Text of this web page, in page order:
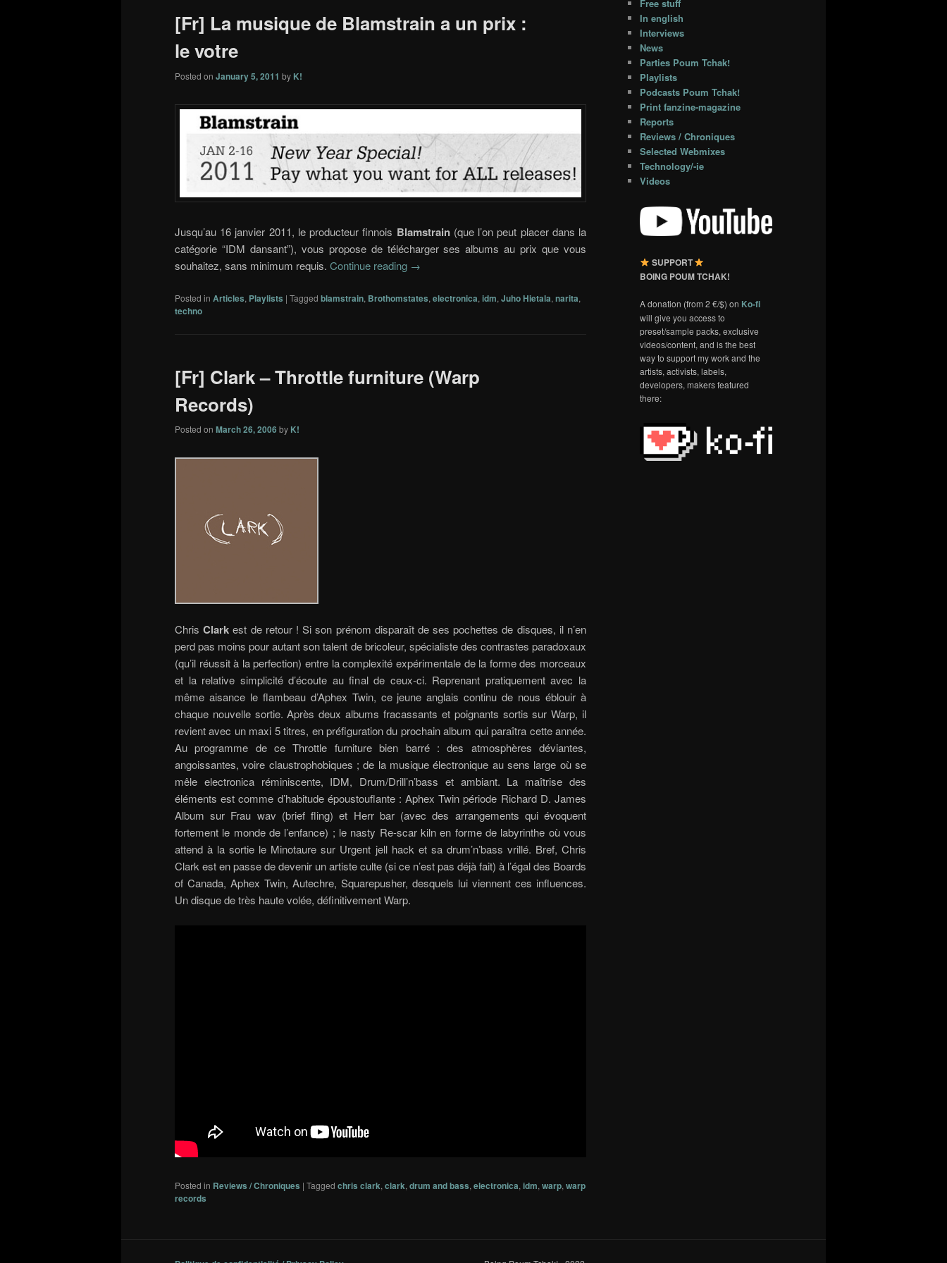
[Fr] La musique de Blamstrain a un prix :
le votre
Posted on January 5, 2011 by K!
Jusqu’au 16 janvier 2011, le producteur finnois Blamstrain(que l’on peut placer dans la
catégorie “IDM dansant”), vous propose de télécharger ses albums au prix que vous
souhaitez, sans minimum requis. Continue reading →
Posted in Articles, Playlists | Tagged blamstrain, Brothomstates, electronica, idm, Juho Hietala, narita,
techno
[Fr] Clark – Throttle furniture (Warp
Records)
Posted on March 26, 2006 by K!
ChrisClarkest de retour ! Si son prénom disparaît de ses pochettes de disques, il n’en
perd pas moins pour autant son talent de bricoleur, spécialiste des contrastes paradoxaux
(qu’il réussit à la perfection) entre la complexité expérimentale de la forme des morceaux
et la relative simplicité d’écoute au final de ceux-ci. Reprenant pratiquement avec la
même aisance le flambeau d’Aphex Twin, ce jeune anglais continu de nous éblouir à
chaque nouvelle sortie. Après deux albums fracassants et poignants sortis sur Warp, il
revient avec un maxi 5 titres, en préfiguration du prochain album qui paraîtra cette année.
Au programme de ce Throttle furniture bien barré : des atmosphères déviantes,
angoissantes, voire claustrophobiques ; de la musique électronique au sens large où se
mêle electronica réminiscente, IDM, Drum/Drill’n’bass et ambiant. La maîtrise des
éléments est comme d’habitude époustouflante : Aphex Twin période Richard D. James
Album sur Frau wav (brief fling) et Herr bar (avec des arrangements qui évoquent
fortement le monde de l’enfance) ; le nasty Re-scar kiln en forme de labyrinthe où vous
attend à la sortie le Minotaure sur Urgent jell hack et sa drum’n’bass vrillé. Bref, Chris
Clark est en passe de devenir un artiste culte (si ce n’est pas déjà fait) à l’égal des Boards
of Canada, Aphex Twin, Autechre, Squarepusher, desquels lui viennent ces influences.
Un disque de très haute volée, définitivement Warp.
Posted in Reviews / Chroniques | Tagged chris clark, clark, drum and bass, electronica, idm, warp, warp
records
Free stuff
In english
Interviews
News
Parties Poum Tchak!
Playlists
Podcasts Poum Tchak!
Print fanzine-magazine
Reports
Reviews / Chroniques
Selected Webmixes
Technology/-ie
Videos
SUPPORT
BOING POUM TCHAK!
A donation (from 2 €/$) on Ko-fi
will give you access to
preset/sample packs, exclusive
videos/content, and is the best
way to support my work and the
artists, activists, labels,
developers, makers featured
there: